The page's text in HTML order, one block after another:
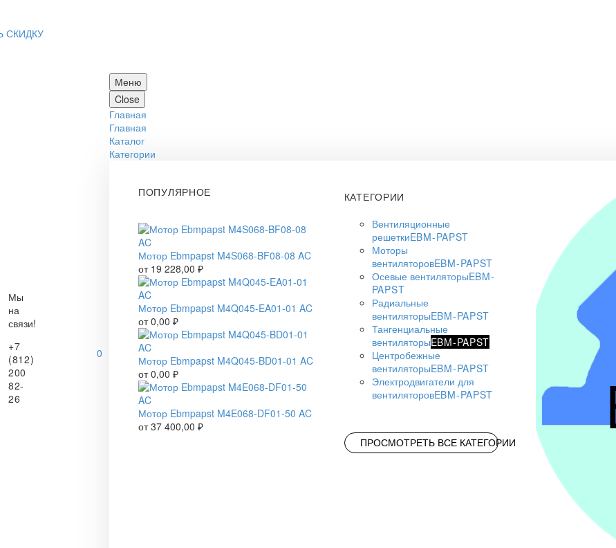
СКИДКУ
Мы
на
связи!
+7
(812)
200
82-
26
0
Меню
Close
Главная
Главная
Каталог
Категории
ПОПУЛЯРНОЕ
Мотор Ebmpapst M4S068-BF08-08 AC
от 19 228,00 ₽
Мотор Ebmpapst M4Q045-EA01-01 AC
от0,00 ₽
Мотор Ebmpapst M4Q045-BD01-01 AC
от0,00 ₽
Мотор Ebmpapst M4E068-DF01-50 AC
от37 400,00 ₽
КАТЕГОРИИ
Вентиляционные
решеткиEBM-PAPST
Моторы
вентиляторовEBM-PAPST
Осевые вентиляторыEBM-
PAPST
Радиальные
вентиляторыEBM-PAPST
Тангенциальные
вентиляторыEBM-PAPST
Центробежные
вентиляторыEBM-PAPST
Электродвигатели для
вентиляторовEBM-PAPST
ПРОСМОТРЕТЬ ВСЕ КАТЕГОРИИ